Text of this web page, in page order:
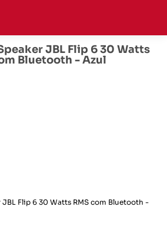
JBL Flip 6 30 Watts
Bluetooth - Azul